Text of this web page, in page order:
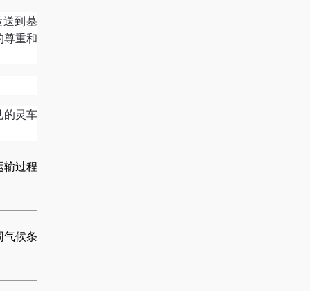
到墓
尊重和
的灵车
输过程
气候条